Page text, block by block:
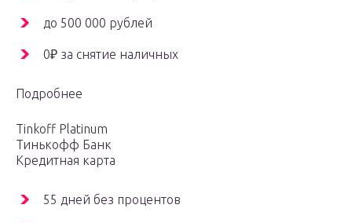
до 500 000 рублей
0₽ за снятие наличных
Подробнее
Tinkoff Platinum
Тинькофф Банк
Кредитная карта
55 дней без процентов